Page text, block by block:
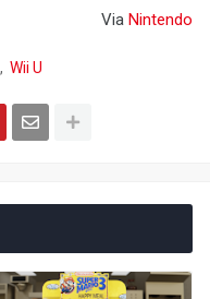
Via Nintendo
Wii U